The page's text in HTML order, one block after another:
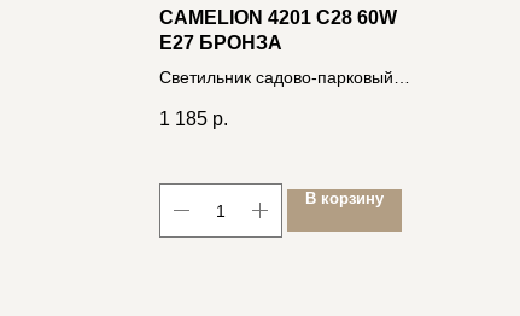
CAMELION 4201 C28 60W
E27 БРОНЗА
Светильник садово-парковый
1 185 р.
В корзину